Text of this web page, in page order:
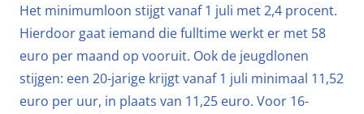
Het minimumloon stijgt vanaf 1 juli met 2,4 procent.
Hierdoor gaat iemand die fulltime werkt er met 58
euro per maand op vooruit. Ook de jeugdlonen
stijgen: een 20-jarige krijgt vanaf 1 juli minimaal 11,52
euro per uur, in plaats van 11,25 euro. Voor 16-